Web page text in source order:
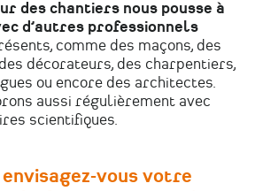
des chantiers nous pousse à
d’autres professionnels
comme des maçons, des
décorateurs, des charpentiers,
ou encore des architectes.
aussi régulièrement avec
scientifiques.
vous votre